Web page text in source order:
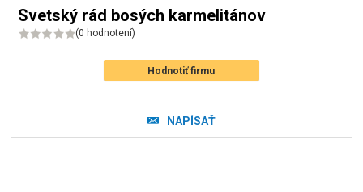
Svetský rád bosých karmelitánov
(0 hodnotení)
Hodnotiť firmu
NAPÍSAŤ